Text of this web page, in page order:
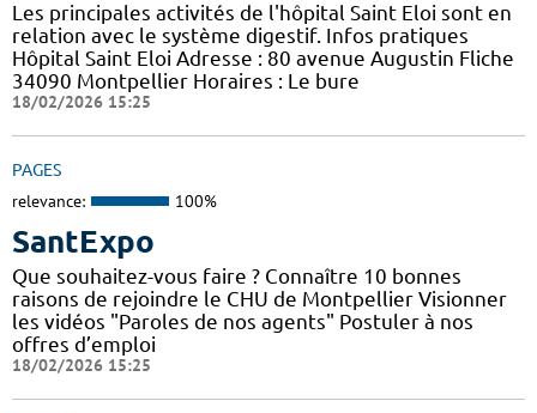
Les principales activités de l'hôpital Saint Eloi sont en
relation avec le système digestif. Infos pratiques
Hôpital Saint Eloi Adresse : 80 avenue Augustin Fliche
34090 Montpellier Horaires : Le bure
18/02/2026 15:25
PAGES
relevance: 100%
SantExpo
Que souhaitez-vous faire ? Connaître 10 bonnes
raisons de rejoindre le CHU de Montpellier Visionner
les vidéos "Paroles de nos agents" Postuler à nos
offres d’emploi
18/02/2026 15:25